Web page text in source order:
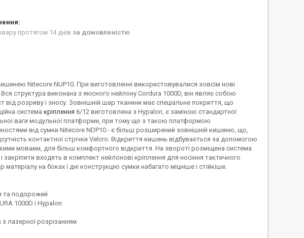
протягом 14 днів за домовленістю
Nitecore NUP10. При виготовленні використовувалися зовсім нові
структура виконана з якісного нейлону Cordura 1000D, він являє собою
від розриву і зносу. Зовнішній шар тканини має спеціальне покриття, що
система кріплення 6/12 виготовлена з Hypalon, є заміною стандартної
ваги модульної платформи, при тому що з такою платформою
від сумки Nitecore NDP10 - є більш розширений зовнішній кишеню, що,
контактної стрічки Velcro. Відкриття кишень відбувається за допомогою
мовами, для більш комфортного відкриття. На звороті розміщена система
входять в комплект нейлонові кріплення для носіння тактичного
на боках і дні конструкцію сумки набагато міцніше і стійкіше.
та подорожей
1000D і Hypalon
лазерної розрізанням